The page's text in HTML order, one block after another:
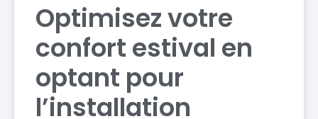
Optimisez votre
confort estival en
optant pour
l’installation